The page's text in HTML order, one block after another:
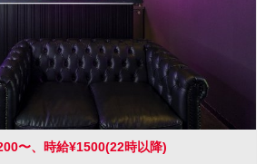
〜、時給¥1500(22時以降)